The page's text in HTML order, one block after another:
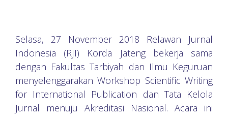
Selasa, 27 November 2018 Relawan Jurnal
Indonesia (RJI) Korda Jateng bekerja sama
dengan Fakultas Tarbiyah dan Ilmu Keguruan
menyelenggarakan Workshop Scientific Writing
for International Publication dan Tata Kelola
Jurnal menuju Akreditasi Nasional. Acara ini